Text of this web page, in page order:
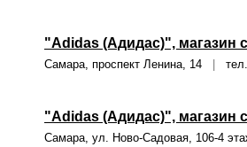
"Adidas (Адидас)", магазин
Самара, проспект Ленина, 14
"Adidas (Адидас)", магазин
Самара, ул. Ново-Садовая, 106-4